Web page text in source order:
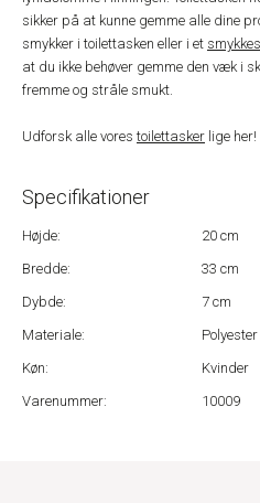
sikker på at kunne gemme alle dine
smykker i toilettasken eller i et
at du ikke behøver gemme den væk i
fremme og stråle smukt.
Udforsk alle vorestoilettasker lige her!
Specifikationer
Højde:
20 cm
Bredde:
33 cm
Dybde:
7 cm
Materiale:
Polyester
Køn:
Kvinder
Varenummer:
10009